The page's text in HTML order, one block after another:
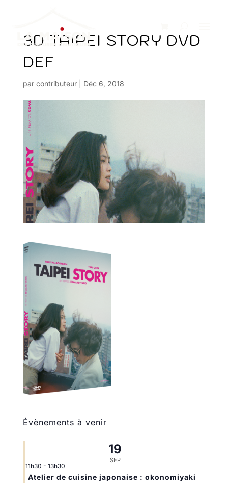
3D TAIPEI STORY DVD
DEF
par contributeur| Déc 6, 2018
Évènements à venir
19
SEP
11h30 - 13h30
Atelier de cuisine japonaise : okonomiyaki